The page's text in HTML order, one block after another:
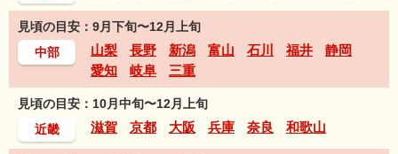
見頃の目安：9月下旬〜12月上旬
中部
山梨 長野 新潟 富山 石川 福井
静岡
愛知
岐阜 三重
見頃の目安：10月中旬〜12月上旬
近畿
滋賀 京都 大阪 兵庫 奈良 和歌山